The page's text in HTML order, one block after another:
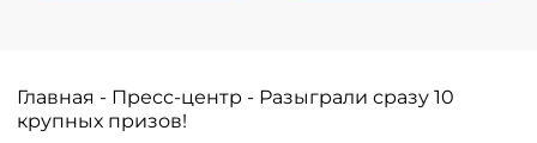
Главная - Пресс-центр - Разыграли сразу 10
крупных призов!